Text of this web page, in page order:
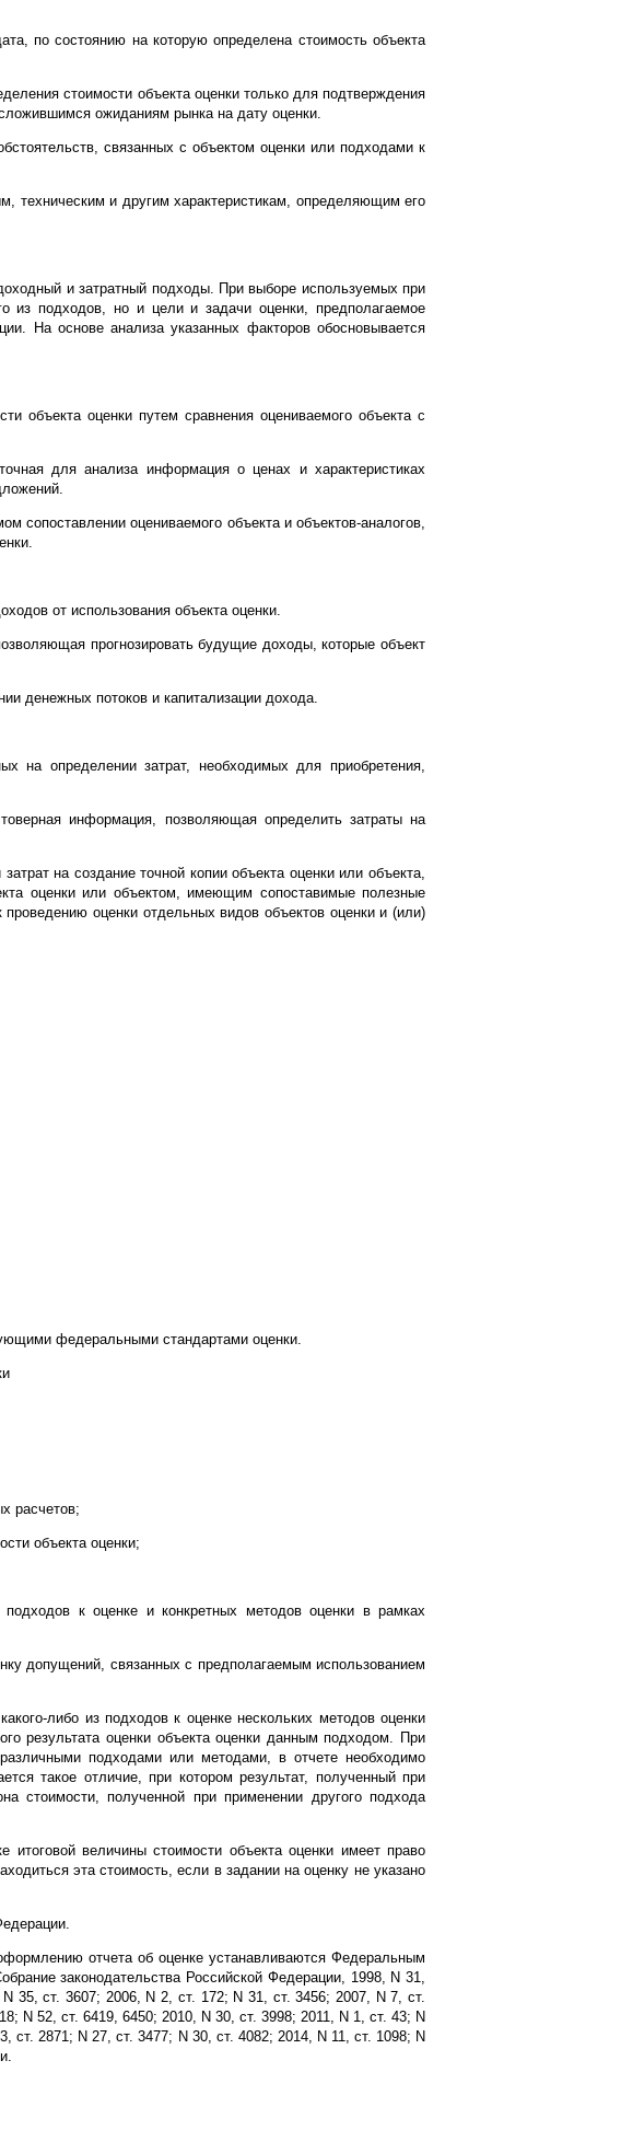
по состоянию на которую определена стоимость объекта
стоимости объекта оценки только для подтверждения
ожиданиям рынка на дату оценки.
связанных с объектом оценки или подходами к
техническим и другим характеристикам, определяющим его
и затратный подходы. При выборе используемых при
из подходов, но и цели и задачи оценки, предполагаемое
На основе анализа указанных факторов обосновывается
объекта оценки путем сравнения оцениваемого объекта с
для анализа информация о ценах и характеристиках
сопоставлении оцениваемого объекта и объектов-аналогов,
от использования объекта оценки.
прогнозировать будущие доходы, которые объект
денежных потоков и капитализации дохода.
на определении затрат, необходимых для приобретения,
информация, позволяющая определить затраты на
на создание точной копии объекта оценки или объекта,
оценки или объектом, имеющим сопоставимые полезные
оценки отдельных видов объектов оценки и (или)
федеральными стандартами оценки.
расчетов;
объекта оценки;
к оценке и конкретных методов оценки в рамках
допущений, связанных с предполагаемым использованием
либо из подходов к оценке нескольких методов оценки
результата оценки объекта оценки данным подходом. При
подходами или методами, в отчете необходимо
такое отличие, при котором результат, полученный при
стоимости, полученной при применении другого подхода
величины стоимости объекта оценки имеет право
эта стоимость, если в задании на оценку не указано
отчета об оценке устанавливаются Федеральным
законодательства Российской Федерации, 1998, N 31,
35, ст. 3607; 2006, N 2, ст. 172; N 31, ст. 3456; 2007, N 7, ст.
N 52, ст. 6419, 6450; 2010, N 30, ст. 3998; 2011, N 1, ст. 43; N
ст. 2871; N 27, ст. 3477; N 30, ст. 4082; 2014, N 11, ст. 1098; N